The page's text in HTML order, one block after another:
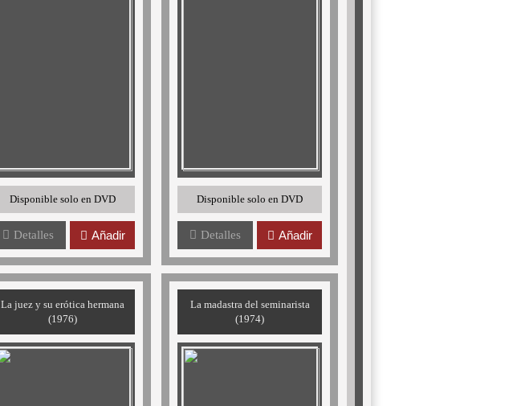
Disponible solo en DVD
Detalles Añadir
Disponible solo en DVD
Detalles Añadir
La juez y su erótica hermana
(1976)
La madastra del seminarista
(1974)